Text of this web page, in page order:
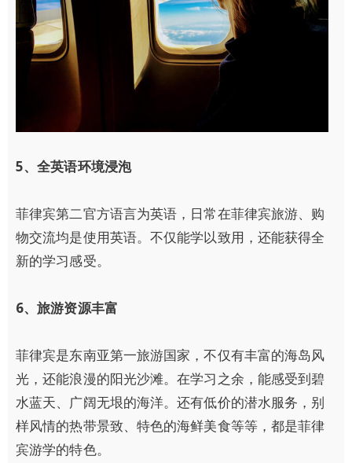
5、全英语环境浸泡
菲律宾第二官方语言为英语，日常在菲律宾旅游、购
物交流均是使用英语。不仅能学以致用，还能获得全
新的学习感受。
6、旅游资源丰富
菲律宾是东南亚第一旅游国家，不仅有丰富的海岛风
光，还能浪漫的阳光沙滩。在学习之余，能感受到碧
水蓝天、广阔无垠的海洋。还有低价的潜水服务，别
样风情的热带景致、特色的海鲜美食等等，都是菲律
宾游学的特色。